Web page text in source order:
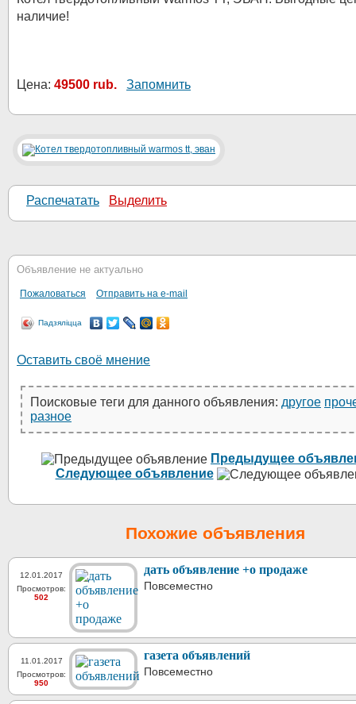
наличие!
Цена: 49500 rub. Запомнить
Распечатать Выделить
Объявление не актуально
Пожаловаться Отправить на e-mail
Падзяліцца
Оставить своё мнение
Поисковые теги для данного объявления: другое
разное
Предыдущее
Следующее объявление
Похожие объявления
12.01.2017
Просмотров:
502
дать объявление +о продаже
Повсеместно
11.01.2017
Просмотров:
950
газета объявлений
Повсеместно